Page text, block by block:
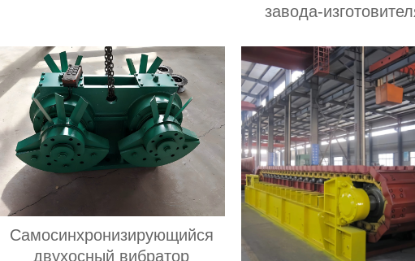
завода-
маниоки,
пищевой
сельском
роторное
Самосинхронизирующийся
двухосный вибратор